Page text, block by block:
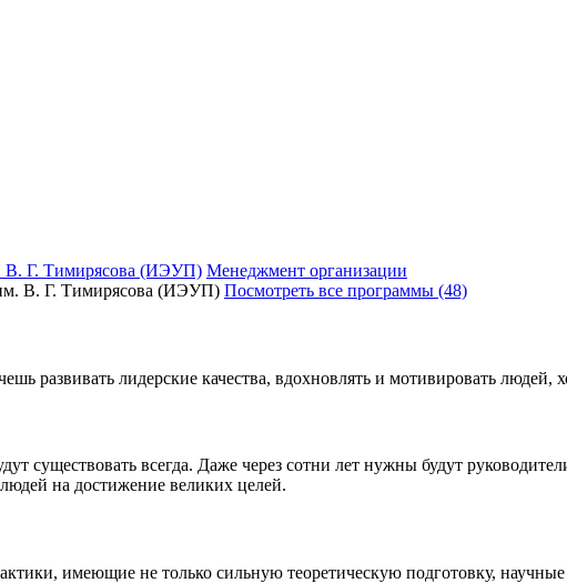
В. Г. Тимирясова (ИЭУП) Менеджмент организации
Посмотреть все программы (48)
развивать лидерские качества, вдохновлять и мотивировать людей,
существовать всегда. Даже через сотни лет нужны будут
на достижение великих целей.
имеющие не только сильную теоретическую подготовку,